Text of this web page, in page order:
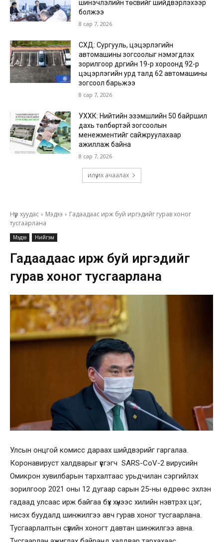
шинэчлэлийн төсвийг шийдвэрлэхээр
болжээ
8 сар 7, 2026
СХД: Сургууль, цэцэрлэгийн
автомашины зогсоолыг нэмэгдүүлэх
зорилгоор дүүргийн 19-р хороонд 92-р
цэцэрлэгийн урд талд 62 автомашины
зогсоол барьжээ
8 сар 7, 2026
УХХК: Нийтийн эзэмшлийн 50 байршил
дахь төлбөртэй зогсоолын
менежментийг сайжруулахаар
ажиллаж байна
8 сар 7, 2026
илүү их ачаалах